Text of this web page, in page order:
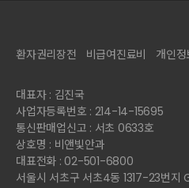
환자권리장전 비급여진료비 개인
대표자 : 김진국
사업자등록번호 : 214-14-15695
통신판매업신고 : 서초 0633호
상호명 : 비앤빛안과
대표전화 : 02-501-6800
서울시 서초구 서초4동 1317-23번지